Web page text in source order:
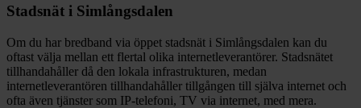
Stadsnät i Simlångsdalen
Om du har bredband via öppet stadsnät i Simlångsdalen kan du
oftast välja mellan ett flertal olika internetleverantörer. Stadsnätet
tillhandahåller då den lokala infrastrukturen, medan
internetleverantören tillhandahåller tillgången till själva internet och
ofta även tjänster som IP-telefoni, TV via internet, med mera.